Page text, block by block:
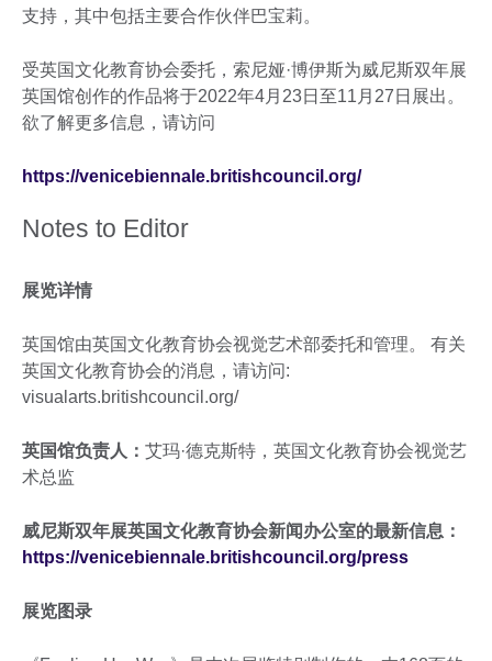
支持，其中包括主要合作伙伴巴宝莉。
受英国文化教育协会委托，索尼娅·博伊斯为威尼斯双年展
英国馆创作的作品将于2022年4月23日至11月27日展出。
欲了解更多信息，请访问
https://venicebiennale.britishcouncil.org/
Notes to Editor
展览详情
英国馆由英国文化教育协会视觉艺术部委托和管理。 有关
英国文化教育协会的消息，请访问:
visualarts.britishcouncil.org/
英国馆负责人： 艾玛·德克斯特，英国文化教育协会视觉艺
术总监
威尼斯双年展英国文化教育协会新闻办公室的最新信息：
https://venicebiennale.britishcouncil.org/press
展览图录